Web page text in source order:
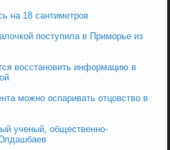
на 18 сантиметров
поступила в Приморье из
восстановить информацию в
можно оспаривать отцовство в
ученый, общественно-